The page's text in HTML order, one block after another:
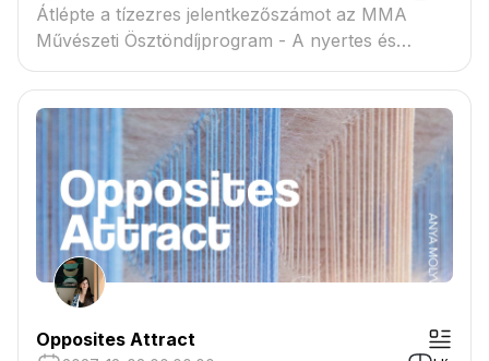
Átlépte a tízezres jelentkezőszámot az MMA
Művészeti Ösztöndíjprogram - A nyertes és
tartaléklistás pályázók névsora megtekinthető a
csatolmányban
Opposites Attract